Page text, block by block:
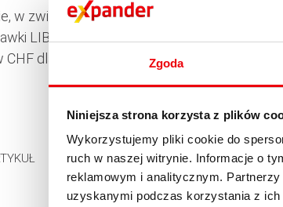
Zgoda
Niniejsza strona korzysta z plików
Wykorzystujemy pliki cookie do
ruch w naszej witrynie. Informacje o
reklamowym i analitycznym.
uzyskanymi podczas korzystania z ich
w związku z podwyżkami stóp
LIBOR 3M w CHF od początku roku o 59
dla mikrofirm wzrasta do 5,40%.